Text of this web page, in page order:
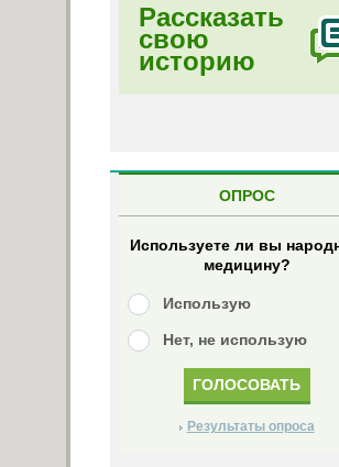
Рассказать
свою
историю
ОПРОС
Используете ли вы
медицину?
Использую
Нет, не использую
Результаты опроса